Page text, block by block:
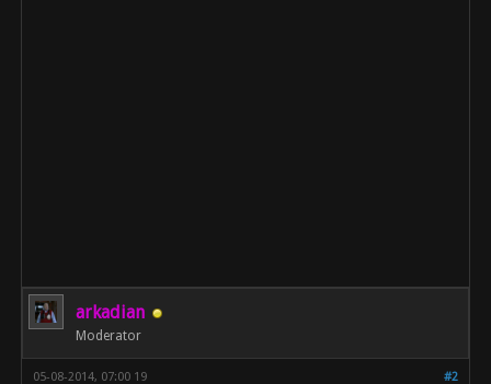
arkadian
Moderator
#2
05-08-2014, 07:00 19